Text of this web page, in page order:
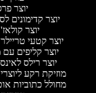
יוצר
יוצר קדימונים
יוצר
יוצר קטעי
יוצר קליפים
יוצר רילס
מוזיקת רקע
מחולל כתוביות